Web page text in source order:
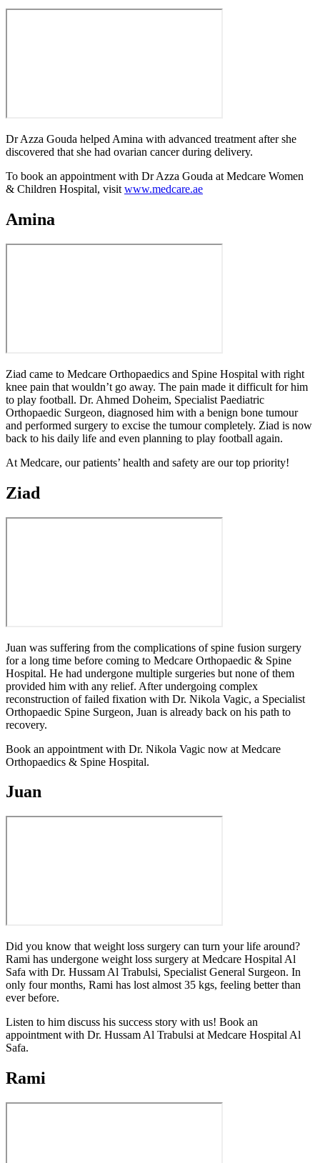
Dr Azza Gouda helped Amina with advanced treatment after she
discovered that she had ovarian cancer during delivery.
To book an appointment with Dr Azza Gouda at Medcare Women
& Children Hospital, visit www.medcare.ae
Amina
Ziad came to Medcare Orthopaedics and Spine Hospital with right
knee pain that wouldn’t go away. The pain made it difficult for him
to play football. Dr. Ahmed Doheim, Specialist Paediatric
Orthopaedic Surgeon, diagnosed him with a benign bone tumour
and performed surgery to excise the tumour completely. Ziad is now
back to his daily life and even planning to play football again.
At Medcare, our patients’ health and safety are our top priority!
Ziad
Juan was suffering from the complications of spine fusion surgery
for a long time before coming to Medcare Orthopaedic & Spine
Hospital. He had undergone multiple surgeries but none of them
provided him with any relief. After undergoing complex
reconstruction of failed fixation with Dr. Nikola Vagic, a Specialist
Orthopaedic Spine Surgeon, Juan is already back on his path to
recovery.
Book an appointment with Dr. Nikola Vagic now at Medcare
Orthopaedics & Spine Hospital.
Juan
Did you know that weight loss surgery can turn your life around?
Rami has undergone weight loss surgery at Medcare Hospital Al
Safa with Dr. Hussam Al Trabulsi, Specialist General Surgeon. In
only four months, Rami has lost almost 35 kgs, feeling better than
ever before.
Listen to him discuss his success story with us! Book an
appointment with Dr. Hussam Al Trabulsi at Medcare Hospital Al
Safa.
Rami